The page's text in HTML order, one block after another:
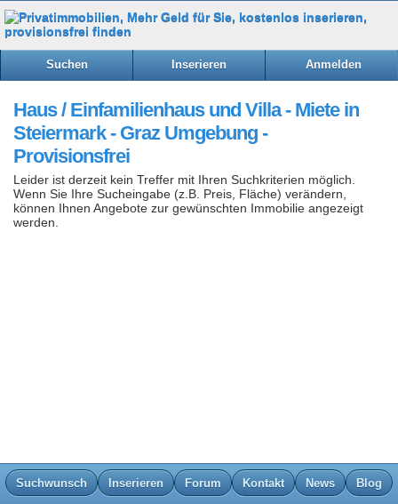
Suchen Inserieren Anmelden
Haus / Einfamilienhaus und Villa - Miete in
Steiermark - Graz Umgebung -
Provisionsfrei
Leider ist derzeit kein Treffer mit Ihren Suchkriterien möglich.
Wenn Sie Ihre Sucheingabe (z.B. Preis, Fläche) verändern,
können Ihnen Angebote zur gewünschten Immobilie angezeigt
werden.
Suchwunsch Inserieren Forum Kontakt News Blog